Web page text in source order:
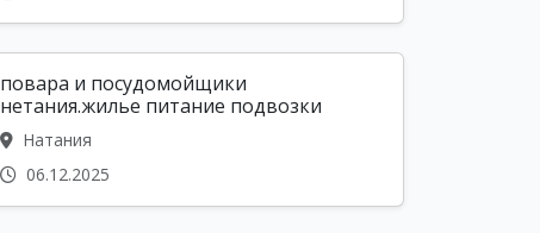
повара и посудомойщики
нетания.жилье питание подвозки
Натания
06.12.2025